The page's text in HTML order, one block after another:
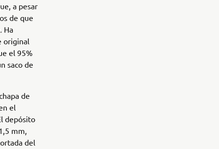
a pesar
de que
Ha
original
el 95%
saco de
de
el
depósito
mm,
del